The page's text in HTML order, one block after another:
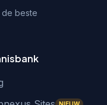
de beste
NIEUW